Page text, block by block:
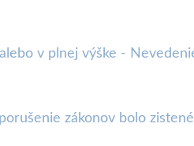
v plnej výške -
zákonov bolo